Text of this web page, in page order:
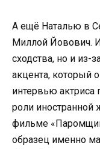
А ещё Наталью в
Миллой Йовович.
сходства, но и из-
акцента, который
интервью актриса
роли иностранной
фильме
образец именно